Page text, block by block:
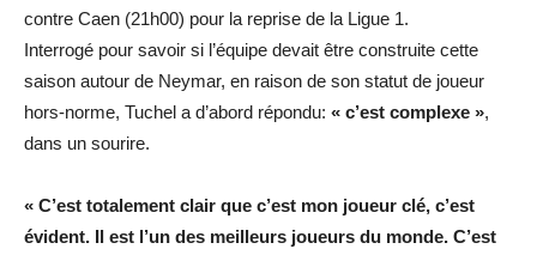
contre Caen (21h00) pour la reprise de la Ligue 1.
Interrogé pour savoir si l’équipe devait être construite cette
saison autour de Neymar, en raison de son statut de joueur
hors-norme, Tuchel a d’abord répondu: « c’est complexe »,
dans un sourire.
« C’est totalement clair que c’est mon joueur clé, c’est
évident. Il est l’un des meilleurs joueurs du monde. C’est